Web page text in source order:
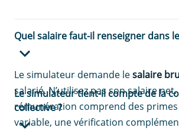
Quel salaire faut-il renseigner dans
Le simulateur demande lesalaire
salarié. N’utilisez pas son salaire
rémunération comprend des
variable, une vérification
Le simulateur tient-il compte de la
collective ?